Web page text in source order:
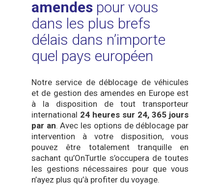
amendes pour vous
dans les plus brefs
délais dans n’importe
quel pays européen
Notre service de déblocage de véhicules
et de gestion des amendes en Europe est
à la disposition de tout transporteur
international 24 heures sur 24, 365 jours
par an. Avec les options de déblocage par
intervention à votre disposition, vous
pouvez être totalement tranquille en
sachant qu’OnTurtle s’occupera de toutes
les gestions nécessaires pour que vous
n’ayez plus qu’à profiter du voyage.